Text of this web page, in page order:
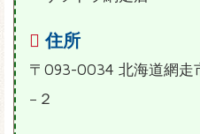
住所
〒093-0034 北海道網走
−２